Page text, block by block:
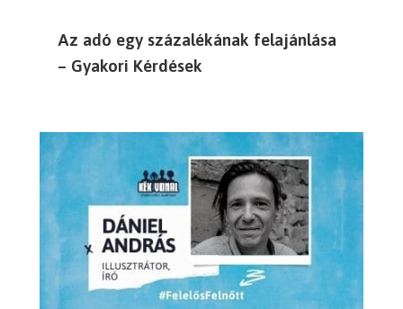
Az adó egy százalékának felajánlása
– Gyakori Kérdések